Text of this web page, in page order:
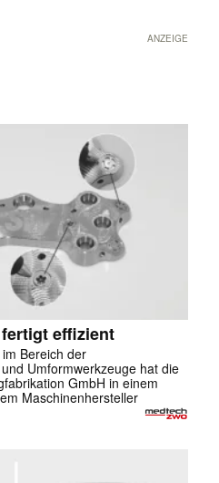
ANZEIGE
effizient
Bereich der
Umformwerkzeuge hat die
GmbH in einem
Maschinenhersteller